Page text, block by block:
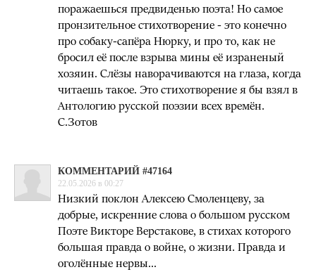
поражаешься предвиденью поэта! Но самое
пронзительное стихотворение - это конечно
про собаку-сапёра Нюрку, и про то, как не
бросил её после взрыва мины её израненый
хозяин. Слёзы наворачиваются на глаза, когда
читаешь такое. Это стихотворение я бы взял в
Антологию русской поэзии всех времён.
С.Зотов
КОММЕНТАРИЙ #47164
22.05.2026 в 00:27
Низкий поклон Алексею Смоленцеву, за
добрые, искренние слова о большом русском
Поэте Викторе Верстакове, в стихах которого
большая правда о войне, о жизни. Правда и
оголённые нервы...